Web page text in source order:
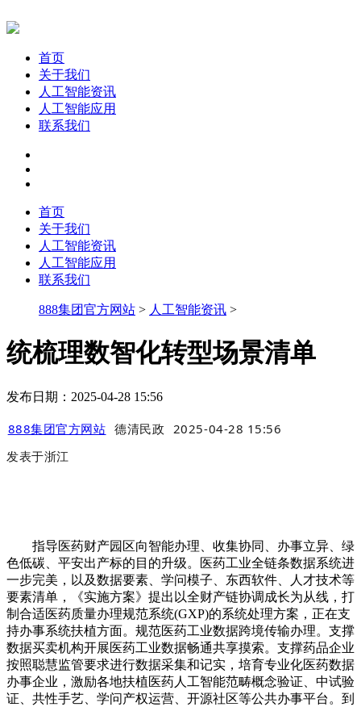
首页
关于我们
人工智能资讯
人工智能应用
联系我们
首页
关于我们
人工智能资讯
人工智能应用
联系我们
888集团官方网站 > 人工智能资讯 >
统梳理数智化转型场景清单
发布日期：2025-04-28 15:56
888集团官方网站 德清民政 2025-04-28 15:56
发表于浙江
指导医药财产园区向智能办理、收集协同、办事立异、绿
色低碳、平安出产标的目的升级。医药工业全链条数据系统进
一步完美，以及数据要素、学问模子、东西软件、人才技术等
要素清单，《实施方案》提出以全财产链协调成长为从线，打
制合适医药质量办理规范系统(GXP)的系统处理方案，正在支
持办事系统扶植方面。规范医药工业数据跨境传输办理。支撑
数据买卖机构开展医药工业数据畅通共享摸索。支撑药品企业
按照聪慧监管要求进行数据采集和记实，培育专业化医药数据
办事企业，激励各地扶植医药人工智能范畴概念验证、中试验
证、共性手艺、学问产权运营、开源社区等公共办事平台。到